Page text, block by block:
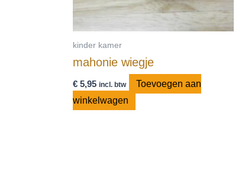
kinder kamer
mahonie wiegje
€ 5,95 incl. btw
Toevoegen aan
winkelwagen